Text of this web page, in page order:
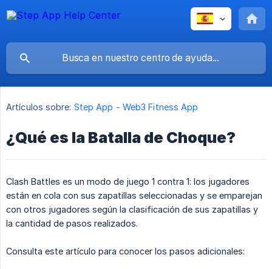
Artículos sobre: Step App - Web3 Fitness App
¿Qué es la Batalla de Choque?
Clash Battles es un modo de juego 1 contra 1: los jugadores
están en cola con sus zapatillas seleccionadas y se emparejan
con otros jugadores según la clasificación de sus zapatillas y
la cantidad de pasos realizados.
Consulta este artículo para conocer los pasos adicionales: